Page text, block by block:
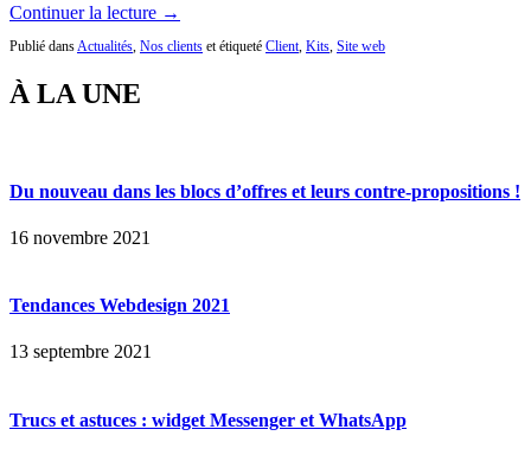
Continuer la lecture →
Publié dans Actualités Nos clients et étiqueté Client Kits Site web
À LA UNE
Du nouveau dans les blocs d’offres et leurs contre-propositions !
16 novembre 2021
Tendances Webdesign 2021
13 septembre 2021
Trucs et astuces : widget Messenger et WhatsApp